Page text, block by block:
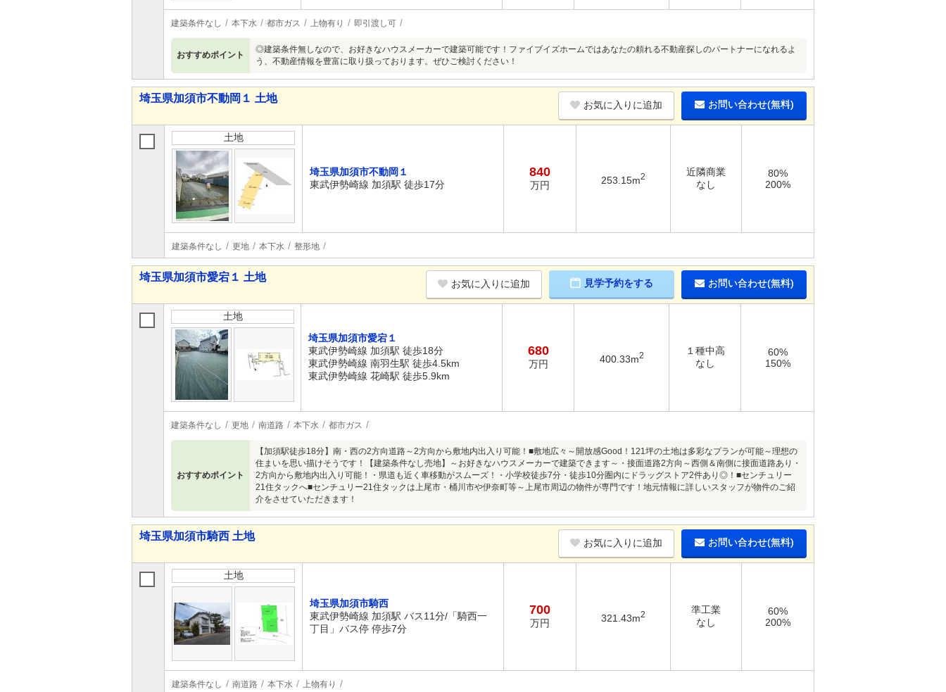
建築条件なし 本下水 都市ガス 上物有り 即引渡し可
おすすめポイント
◎建築条件無しなので、お好きなハウスメーカーで建築可能です！ファイブイズホームではあなたの頼れる不動産探しのパートナーになれるよ
う、不動産情報を豊富に取り扱っております。ぜひご検討ください！
埼玉県加須市不動岡１ 土地
お気に入りに追加 お問い合わせ(無料)
土地
埼玉県加須市不動岡１
東武伊勢崎線 加須駅 徒歩17分
840
万円 253.15m2
近隣商業
なし
80%
200%
建築条件なし 更地 本下水 整形地
埼玉県加須市愛宕１ 土地
お気に入りに追加 見学予約をする お問い合わせ(無料)
土地
埼玉県加須市愛宕１
東武伊勢崎線 加須駅 徒歩18分
東武伊勢崎線 南羽生駅 徒歩4.5km
東武伊勢崎線 花崎駅 徒歩5.9km
680
万円 400.33m2
１種中高
なし
60%
150%
建築条件なし 更地 南道路 本下水 都市ガス
おすすめポイント
【加須駅徒歩18分】南・西の2方向道路～2方向から敷地内出入り可能！■敷地広々～開放感Good！121坪の土地は多彩なプランが可能～理想の
住まいを思い描けそうです！【建築条件なし売地】～お好きなハウスメーカーで建築できます～・接面道路2方向～西側＆南側に接面道路あり・
2方向から敷地内出入り可能！・県道も近く車移動がスムーズ！・小学校徒歩7分・徒歩10分圏内にドラッグストア2件あり◎！■センチュリー
21住タックへ■センチュリー21住タックは上尾市・桶川市や伊奈町等～上尾市周辺の物件が専門です！地元情報に詳しいスタッフが物件のご紹
介をさせていただきます！
埼玉県加須市騎西 土地
お気に入りに追加 お問い合わせ(無料)
土地
埼玉県加須市騎西
東武伊勢崎線 加須駅 バス11分/「騎西一
丁目」バス停 停歩7分
700
万円 321.43m2
準工業
なし
60%
200%
建築条件なし 南道路 本下水 上物有り